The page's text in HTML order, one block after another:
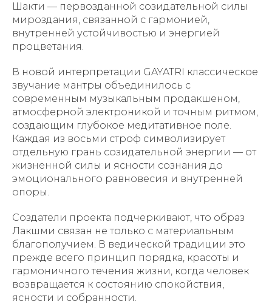
Шакти — первозданной созидательной силы
мироздания, связанной с гармонией,
внутренней устойчивостью и энергией
процветания.
В новой интерпретации GAYATRI классическое
звучание мантры объединилось с
современным музыкальным продакшеном,
атмосферной электроникой и точным ритмом,
создающим глубокое медитативное поле.
Каждая из восьми строф символизирует
отдельную грань созидательной энергии — от
жизненной силы и ясности сознания до
эмоционального равновесия и внутренней
опоры.
Создатели проекта подчеркивают, что образ
Лакшми связан не только с материальным
благополучием. В ведической традиции это
прежде всего принцип порядка, красоты и
гармоничного течения жизни, когда человек
возвращается к состоянию спокойствия,
ясности и собранности.